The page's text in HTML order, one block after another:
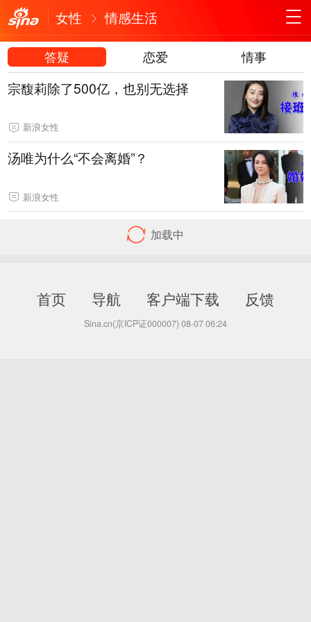
女性 情感生活
答疑 恋爱 情事
宗馥莉除了500亿，也别无选择
新浪女性
汤唯为什么“不会离婚”？
新浪女性
加载中
首页 导航 客户端下载 反馈
Sina.cn(京ICP证000007) 08-07 06:24